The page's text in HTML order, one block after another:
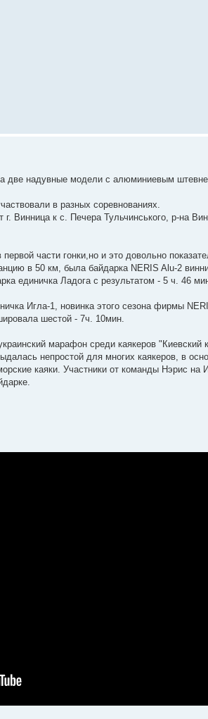
две надувные модели с алюминиевым
в разных соревнованиях.
Винница к с. Печера Тульчинського, р-на
части гонки,но и это довольно
в 50 км, была байдарка NERIS Alu-2
единичка Ладога с результатом - 5 ч. 46
Игла-1, новинка этого сезона фирмы
шестой - 7ч. 10мин.
марафон среди каякеров "Киевский
непростой для многих каякеров, в
каяки. Участники от команды Нэрис